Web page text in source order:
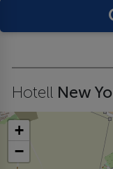
Hotell New
+
−